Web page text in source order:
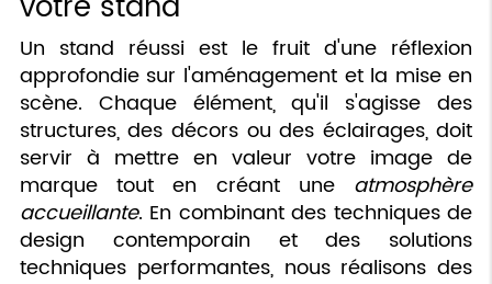
Un stand réussi est le fruit d'une réflexion
approfondie sur l'aménagement et la mise en
scène. Chaque élément, qu'il s'agisse des
structures, des décors ou des éclairages, doit
servir à mettre en valeur votre image de
marque tout en créant une atmosphère
accueillante. En combinant des techniques de
design contemporain et des solutions
techniques performantes, nous réalisons des